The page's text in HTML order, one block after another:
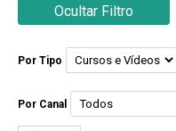
Ocultar Filtro
Por Tipo
Por Canal